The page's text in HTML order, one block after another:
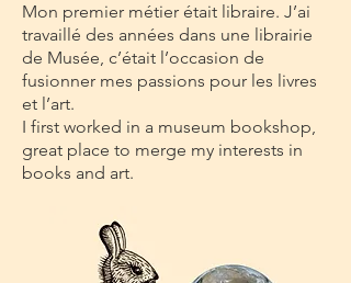
Mon premier métier était libraire. J’ai
travaillé des années dans une librairie
de Musée, c’était l’occasion de
fusionner mes passions pour les livres
et l’art.
I first worked in a museum bookshop,
great place to merge my interests in
books and art.